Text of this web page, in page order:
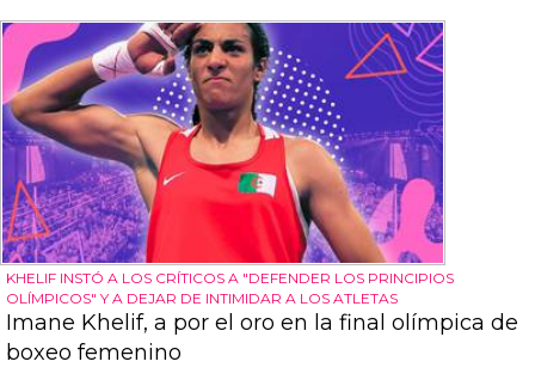
KHELIF INSTÓ A LOS CRÍTICOS A "DEFENDER LOS PRINCIPIOS
OLÍMPICOS" Y A DEJAR DE INTIMIDAR A LOS ATLETAS
Imane Khelif, a por el oro en la final olímpica de
boxeo femenino